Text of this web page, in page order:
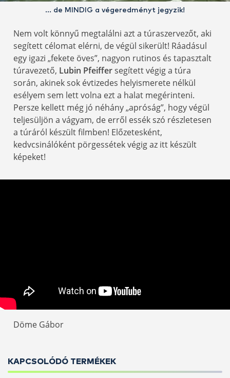
… de MINDIG a végeredményt jegyzik!
Nem volt könnyű megtalálni azt a túraszervezőt, aki
segített célomat elérni, de végül sikerült! Ráadásul
egy igazi „fekete öves”, nagyon rutinos és tapasztalt
túravezető, Lubin Pfeiffersegített végig a túra
során, akinek sok évtizedes helyismerete nélkül
esélyem sem lett volna ezt a halat megérinteni.
Persze kellett még jó néhány „apróság”, hogy végül
teljesüljön a vágyam, de erről essék szó részletesen
a túráról készült filmben! Előzetesként,
kedvcsinálóként pörgessétek végig az itt készült
képeket!
Döme Gábor
KAPCSOLÓDÓ TERMÉKEK